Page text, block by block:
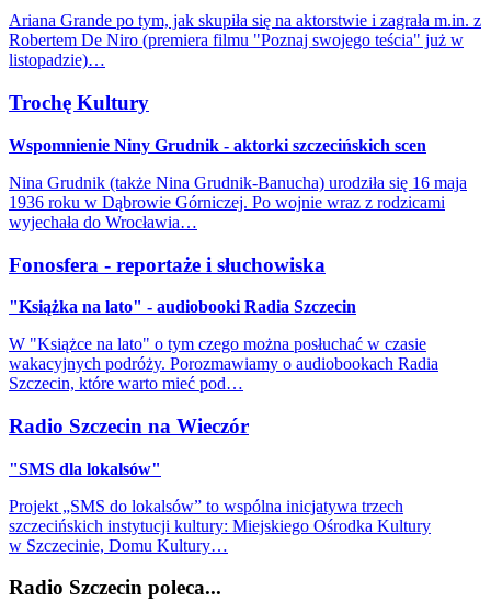
Ariana Grande po tym, jak skupiła się na aktorstwie i zagrała m.in. z
Robertem De Niro (premiera filmu "Poznaj swojego teścia" już w
listopadzie)…
Trochę Kultury
Wspomnienie Niny Grudnik - aktorki szczecińskich scen
Nina Grudnik (także Nina Grudnik-Banucha) urodziła się 16 maja
1936 roku w Dąbrowie Górniczej. Po wojnie wraz z rodzicami
wyjechała do Wrocławia…
Fonosfera - reportaże i słuchowiska
"Książka na lato" - audiobooki Radia Szczecin
W "Książce na lato" o tym czego można posłuchać w czasie
wakacyjnych podróży. Porozmawiamy o audiobookach Radia
Szczecin, które warto mieć pod…
Radio Szczecin na Wieczór
"SMS dla lokalsów"
Projekt „SMS do lokalsów” to wspólna inicjatywa trzech
szczecińskich instytucji kultury: Miejskiego Ośrodka Kultury
w Szczecinie, Domu Kultury…
Radio Szczecin poleca...